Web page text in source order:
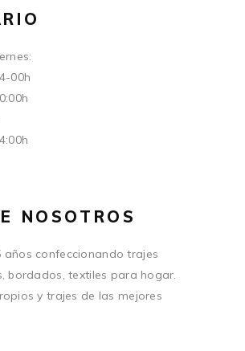
00h
NOSOTROS
años confeccionando trajes
bordados, textiles para hogar.
y trajes de las mejores